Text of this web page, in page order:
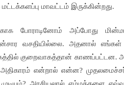
மட்டக்களப்பு மாவட்டம் இருக்கின்றது.
போராடினோம் அப்போது
வசதியில்லை.அதனால் எங்கள்
குறைவாகத்தான் காணப்பட்டன.
அதிகாரம் என்றால் என்ன?